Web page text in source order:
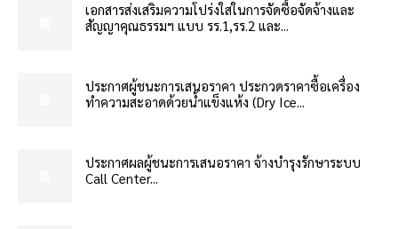
เอกสารส่งเสริมความโปร่งใสในการจัดซื้อจัดจ้างและ
สัญญาคุณธรรมฯ แบบ รร.1,รร.2 และ...
ประกาศผู้ชนะการเสนอราคา ประกวดราคาซื้อเครื่อง
ทำความสะอาดด้วยน้ำแข็งแห้ง (Dry Ice...
ประกาศผลผู้ชนะการเสนอราคา จ้างบำรุงรักษาระบบ
Call Center...